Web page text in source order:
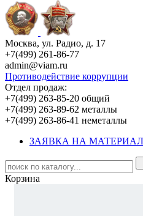
Москва, ул. Радио, д. 17
+7(499) 261-86-77
admin@viam.ru
Противодействие коррупции
Отдел продаж:
+7(499) 263-85-20 общий
+7(499) 263-89-62 металлы
+7(499) 263-86-41 неметаллы
ЗАЯВКА НА
Корзина